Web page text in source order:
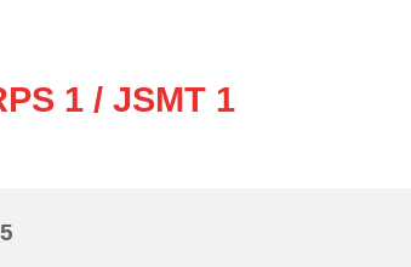
1 / JSMT 1